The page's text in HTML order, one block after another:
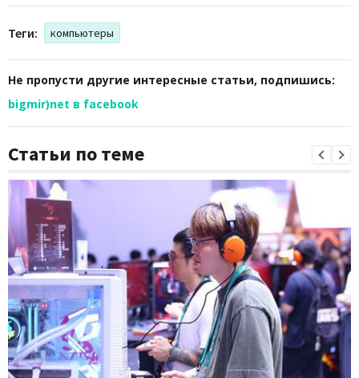
Теги: компьютеры
Не пропусти другие интересные статьи, подпишись:
bigmir)net в facebook
Статьи по теме